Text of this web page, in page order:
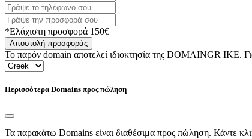
*Ελάχιστη προσφορά 150€
Αποστολή προσφοράς
Το παρόν domain αποτελεί ιδιοκτησία της DOMAINGR ΙΚΕ.
Περισσότερα Domains προς πώληση
Τα παρακάτω Domains είναι διαθέσιμα προς πώληση. Κάντε